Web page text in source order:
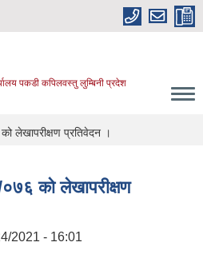
पकडी कपिलवस्तु लुम्बिनी प्रदेश
लेखापरीक्षण प्रतिवेदन ।
को लेखापरीक्षण
2021 - 16:01